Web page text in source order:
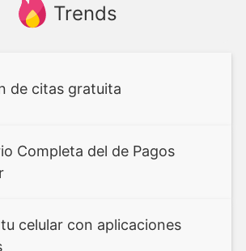
Trends
de citas gratuita
Completa del de Pagos
celular con aplicaciones